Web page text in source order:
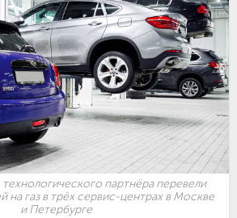
партнёра перевели
на газ в трёх сервис-центрах в Москве
и Петербурге